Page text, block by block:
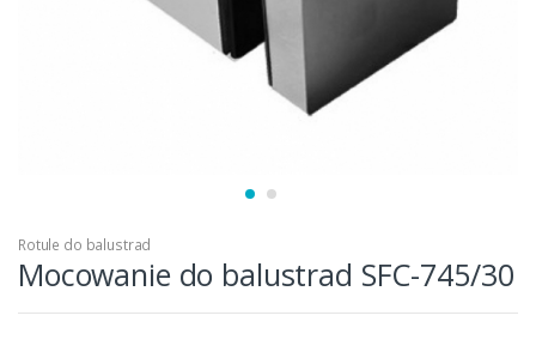
Rotule do balustrad
Mocowanie do balustrad SFC-745/30